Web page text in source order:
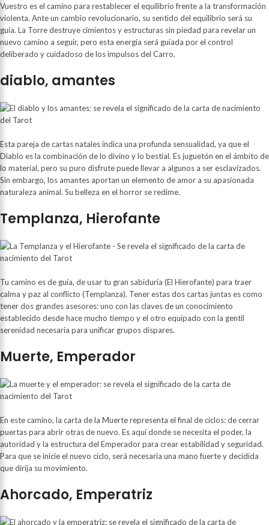
Vuestro es el camino para restablecer el equilibrio frente a la transformación
violenta. Ante un cambio revolucionario, su sentido del equilibrio será su
guía. La Torre destruye cimientos y estructuras sin piedad para revelar un
nuevo camino a seguir, pero esta energía será guiada por el control
deliberado y cuidadoso de los impulsos del Carro.
diablo, amantes
Esta pareja de cartas natales indica una profunda sensualidad, ya que el
Diablo es la combinación de lo divino y lo bestial. Es juguetón en el ámbito de
lo material, pero su puro disfrute puede llevar a algunos a ser esclavizados.
Sin embargo, los amantes aportan un elemento de amor a su apasionada
naturaleza animal. Su belleza en el horror se redime.
Templanza, Hierofante
Tu camino es de guía, de usar tu gran sabiduría (El Hierofante) para traer
calma y paz al conflicto (Templanza). Tener estas dos cartas juntas es como
tener dos grandes asesores: uno con las claves de un conocimiento
establecido desde hace mucho tiempo y el otro equipado con la gentil
serenidad necesaria para unificar grupos dispares.
Muerte, Emperador
En este camino, la carta de la Muerte representa el final de ciclos: de cerrar
puertas para abrir otras de nuevo. Es aquí donde se necesita el poder, la
autoridad y la estructura del Emperador para crear estabilidad y seguridad.
Para que se inicie el nuevo ciclo, será necesaria una mano fuerte y decidida
que dirija su movimiento.
Ahorcado, Emperatriz